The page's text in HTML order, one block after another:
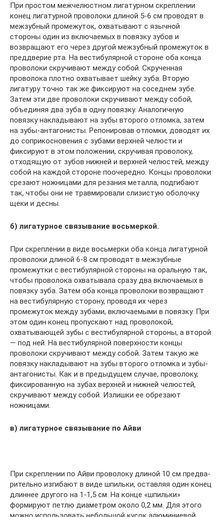
При простом межчелюстном лигатурном скреплении
конец лигатурной проволоки длиной 5-6 см проводят в
межзубный промежуток, охватывают с язычной
стороны один из включаемых в повязку зубов и
возвращают его через другой межзубный про­межуток в
преддверие рта. На вестибулярной стороне оба конца
проволоки скручивают между собой. Скрученная
проволока плот­но охватывает шейку зуба. Вторую
лигатуру точно так же фик­сируют на соседнем зубе.
Затем эти две проволоки скручивают между собой,
объединяя два зуба в одну повязку. Аналогичную
повязку накладывают на зубы второго отломка, затем
на зубы-антагонисты. Репонировав отломки, доводят их
до соприкоснове­ния с зубами верхней челюсти и
фиксируют в этом положении, скручивая проволоку,
отходящую от зубов нижней и верхней челюстей, между
собой на каждой стороне поочередно. Концы проволоки
срезают ножницами для резания металла, подгибают
так, чтобы они не травмировали слизистую оболочку
щеки и десны.
б) лигатурное связывание восьмеркой.
При скреплении в виде восьмерки оба конца лигатурной
проволоки длиной 6-8 см проводят в межзубные
промежутки с вестибулярной стороны на оральную так,
чтобы проволока охватывала сразу два включаемых в
повязку зуба. Затем оба конца проволоки возвращают
на вестибулярную сторону, прово­дя их через
промежуток между зубами, включаемыми в повязку. При
этом один конец пропускают над проволокой,
охватывающей зубы с вестибулярной стороны, а второй
— под ней. На вести­булярной поверхности концы
проволоки скручивают между со­бой. Затем такую же
повязку накладывают на зубы второго отломка и зубы-
антагонисты. Как и в предыдущем случае, про­волоку,
фиксированную на зубах верхней и нижней челюстей,
скручивают между собой. Излишки ее обрезают
ножницами.
в) лигатурное связывание по Айви
При скреплении по Айви проволоку длиной 10 см предва­
рительно изгибают в виде шпильки, оставляя один конец
длиннее другого на 1-1,5 см. На конце «шпильки»
формируют петлю диаметром около 0,2 мм. Для этого